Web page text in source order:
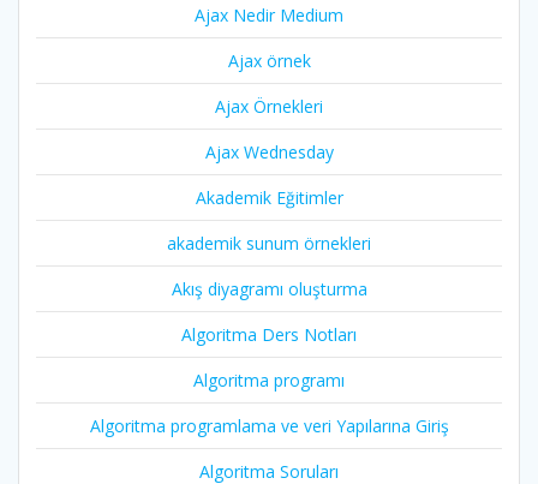
Ajax Nedir Medium
Ajax örnek
Ajax Örnekleri
Ajax Wednesday
Akademik Eğitimler
akademik sunum örnekleri
Akış diyagramı oluşturma
Algoritma Ders Notları
Algoritma programı
Algoritma programlama ve veri Yapılarına Giriş
Algoritma Soruları